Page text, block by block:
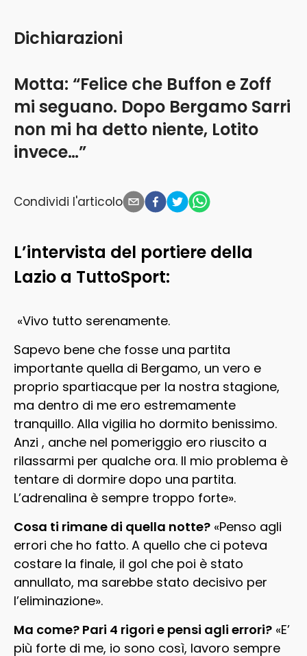
Motta: “Felice che Buffon e Zoff
mi seguano. Dopo Bergamo Sarri
non mi ha detto niente, Lotito
invece…”
Dichiarazioni
Condividi l'articolo
L’intervista del portiere della
Lazio a TuttoSport:
«Vivo tutto serenamente.
Sapevo bene che fosse una partita
importante quella di Bergamo, un vero e
proprio spartiacque per la nostra stagione,
ma dentro di me ero estremamente
tranquillo. Alla vigilia ho dormito benissimo.
Anzi , anche nel pomeriggio ero riuscito a
rilassarmi per qualche ora. Il mio problema è
tentare di dormire dopo una partita.
L’adrenalina è sempre troppo forte».
Cosa ti rimane di quella notte? «Penso agli
errori che ho fatto. A quello che ci poteva
costare la finale, il gol che poi è stato
annullato, ma sarebbe stato decisivo per
l’eliminazione».
Ma come? Pari 4 rigori e pensi agli errori? «E’
più forte di me, io sono così, lavoro sempre